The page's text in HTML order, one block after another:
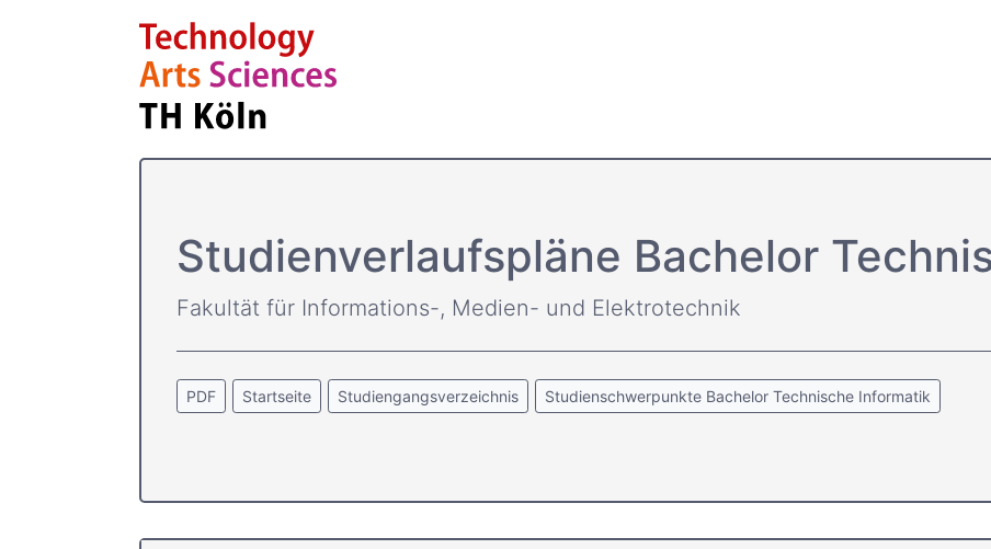
Studienverlaufspläne Bachelor
Fakultät für Informations-, Medien- und Elektrotechnik
PDF Startseite Studiengangsverzeichnis Studienschwerpunkte Bachelor Technische Informatik